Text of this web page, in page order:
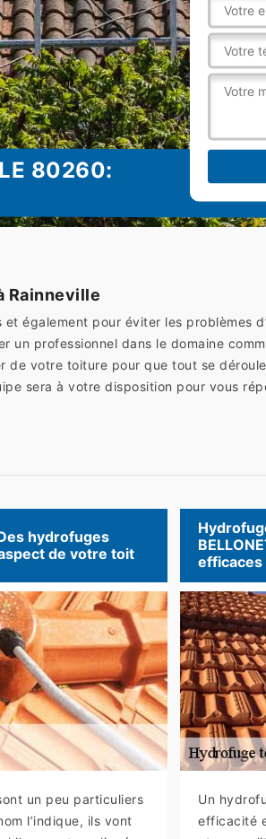
80260:
Rainneville
également pour éviter les problèmes
professionnel dans le domaine
de votre toiture pour que tout se
sera à votre disposition pour vous
hydrofuges
de votre toit
un peu particuliers
l’indique, ils vont
efficaces
Un
efficacité